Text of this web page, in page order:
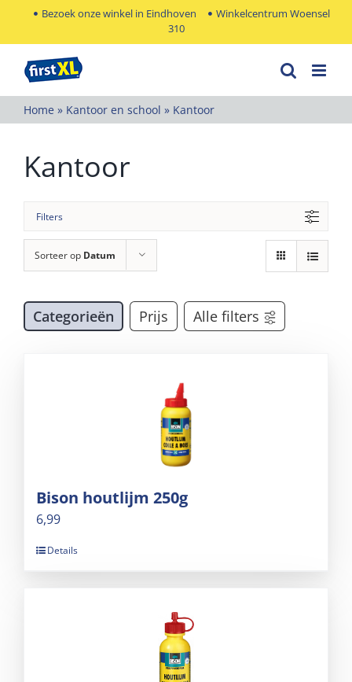
Bezoek onze winkel in Eindhoven
Winkelcentrum Woensel
310
Home » Kantoor en school » Kantoor
Kantoor
Filters
Sorteer op Datum
Categorieën Prijs Alle filters
Bison houtlijm 250g
6,99
Details